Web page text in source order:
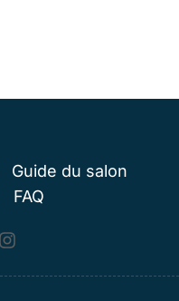
Guide du salon
FAQ